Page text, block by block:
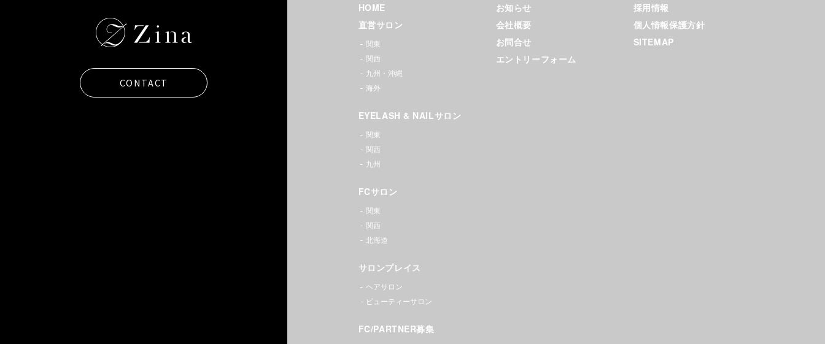
HOME
直営サロン
関東
関西
九州・沖縄
海外
EYELASH & NAILサロン
関東
関西
九州
FCサロン
関東
関西
北海道
サロンプレイス
ヘアサロン
ビューティーサロン
FC/PARTNER募集
お知らせ
会社概要
お問合せ
エントリーフォーム
採用情報
個人情報保護方針
SITEMAP
CONTACT
ヘアサ
ロン｜
銀座・
新宿・
渋谷・
池袋・
大宮・
横浜・
梅田・
難波・
京都・
天神・
札幌・